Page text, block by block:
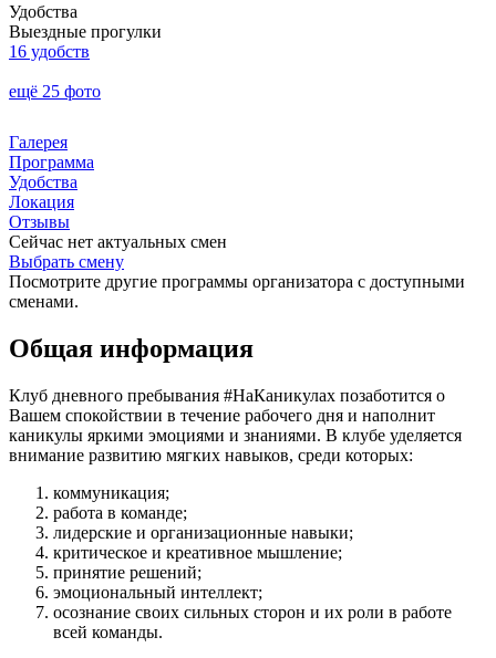
Удобства
Выездные прогулки
16 удобств
ещё 25 фото
Галерея
Программа
Удобства
Локация
Отзывы
Сейчас нет актуальных смен
Выбрать смену
Посмотрите другие программы организатора с доступными
сменами.
Общая информация
Клуб дневного пребывания #НаКаникулах позаботится о
Вашем спокойствии в течение рабочего дня и наполнит
каникулы яркими эмоциями и знаниями. В клубе уделяется
внимание развитию мягких навыков, среди которых:
коммуникация;
работа в команде;
лидерские и организационные навыки;
критическое и креативное мышление;
принятие решений;
эмоциональный интеллект;
осознание своих сильных сторон и их роли в работе
всей команды.